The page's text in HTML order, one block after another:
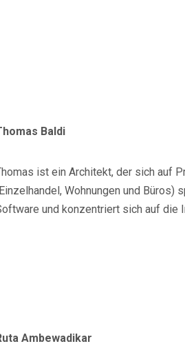
Baldi
ist ein Architekt, der sich auf
Wohnungen und
und konzentriert sich auf
Ambewadikar